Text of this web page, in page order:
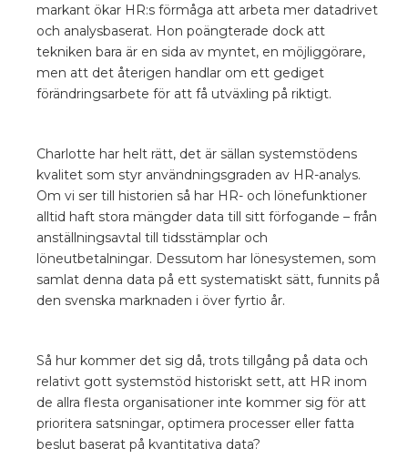
markant ökar HR:s förmåga att arbeta mer datadrivet
och analysbaserat. Hon poängterade dock att
tekniken bara är en sida av myntet, en möjliggörare,
men att det återigen handlar om ett gediget
förändringsarbete för att få utväxling på riktigt.
Charlotte har helt rätt, det är sällan systemstödens
kvalitet som styr användningsgraden av HR-analys.
Om vi ser till historien så har HR- och lönefunktioner
alltid haft stora mängder data till sitt förfogande – från
anställningsavtal till tidsstämplar och
löneutbetalningar. Dessutom har lönesystemen, som
samlat denna data på ett systematiskt sätt, funnits på
den svenska marknaden i över fyrtio år.
Så hur kommer det sig då, trots tillgång på data och
relativt gott systemstöd historiskt sett, att HR inom
de allra flesta organisationer inte kommer sig för att
prioritera satsningar, optimera processer eller fatta
beslut baserat på kvantitativa data?